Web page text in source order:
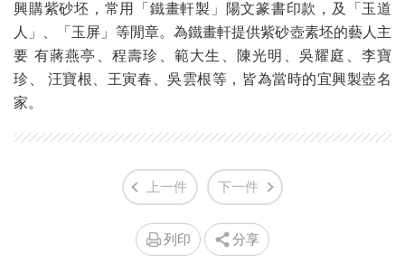
興購紫砂坯，常用「鐵畫軒製」陽文篆書印款，及「玉道
人」、「玉屏」等閒章。為鐵畫軒提供紫砂壺素坯的藝人主
要 有蔣燕亭、程壽珍、範大生、陳光明、吳耀庭、李寶
珍、 汪寶根、王寅春、吳雲根等，皆為當時的宜興製壺名
家。
上一件 下一件
列印 分享